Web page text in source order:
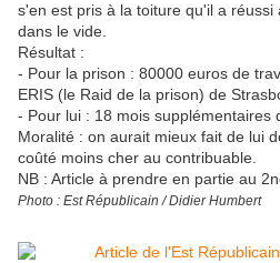
s'en est pris à la toiture qu'il a réussi
dans le vide.
Résultat :
- Pour la prison : 80000 euros de
ERIS (le Raid de la prison) de
- Pour lui : 18 mois supplémentaires
Moralité : on aurait mieux fait de lui
coûté moins cher au contribuable.
NB : Article à prendre en partie au
Photo : Est Républicain / Didier Humbert